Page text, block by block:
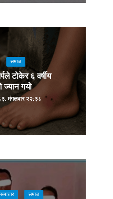
समाज
टोकेर ६ वर्षीय
गयो
मंगलवार २२:३८
समाचार समाज